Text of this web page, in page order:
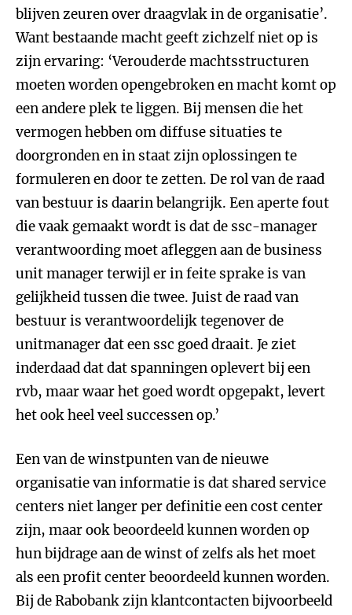
blijven zeuren over draagvlak in de organisatie’.
Want bestaande macht geeft zichzelf niet op is
zijn ervaring: ‘Verouderde machtsstructuren
moeten worden opengebroken en macht komt op
een andere plek te liggen. Bij mensen die het
vermogen hebben om diffuse situaties te
doorgronden en in staat zijn oplossingen te
formuleren en door te zetten. De rol van de raad
van bestuur is daarin belangrijk. Een aperte fout
die vaak gemaakt wordt is dat de ssc-manager
verantwoording moet afleggen aan de business
unit manager terwijl er in feite sprake is van
gelijkheid tussen die twee. Juist de raad van
bestuur is verantwoordelijk tegenover de
unitmanager dat een ssc goed draait. Je ziet
inderdaad dat dat spanningen oplevert bij een
rvb, maar waar het goed wordt opgepakt, levert
het ook heel veel successen op.’
Een van de winstpunten van de nieuwe
organisatie van informatie is dat shared service
centers niet langer per definitie een cost center
zijn, maar ook beoordeeld kunnen worden op
hun bijdrage aan de winst of zelfs als het moet
als een profit center beoordeeld kunnen worden.
Bij de Rabobank zijn klantcontacten bijvoorbeeld